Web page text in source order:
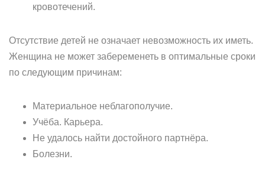
кровотечений.
Отсутствие детей не означает невозможность их иметь.
Женщина не может забеременеть в оптимальные сроки
по следующим причинам:
Материальное неблагополучие.
Учёба. Карьера.
Не удалось найти достойного партнёра.
Болезни.